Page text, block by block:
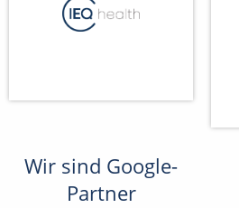
Wir sind Google-
Partner